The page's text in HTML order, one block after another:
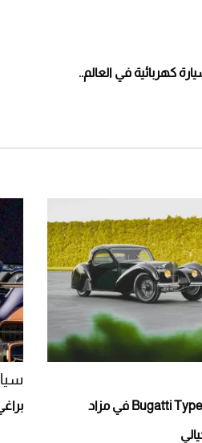
"بوجاتي ميسترال" الاستثنائية للبيع في مزاد
ابتكار أقوى بطارية سيارة كهربائية في العالم‎..
طرح Bugatti Type 57SC Atalante في مزاد